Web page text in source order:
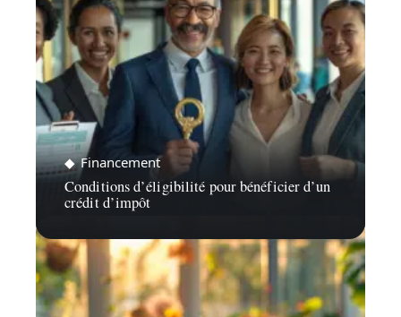
Financement
Conditions d’éligibilité pour bénéficier d’un
crédit d’impôt